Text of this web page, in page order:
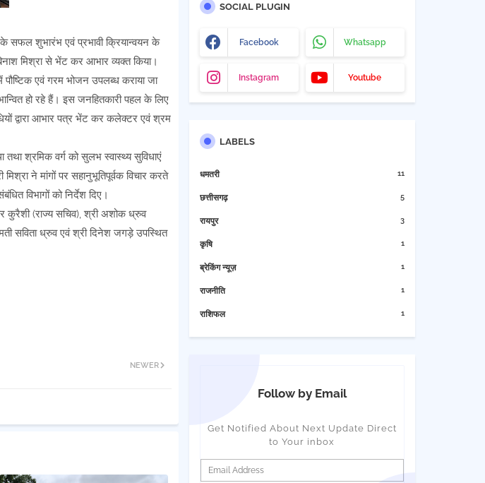
सफल शुभारंभ एवं प्रभावी क्रियान्वयन के
मिश्रा से भेंट कर आभार व्यक्त किया।
पौष्टिक एवं गरम भोजन उपलब्ध कराया जा
हो रहे हैं। इस जनहितकारी पहल के लिए
द्वारा आभार पत्र भेंट कर कलेक्टर एवं श्रम
तथा श्रमिक वर्ग को सुलभ स्वास्थ्य सुविधाएं
ने मांगों पर सहानुभूतिपूर्वक विचार करते
विभागों को निर्देश दिए।
कुरैशी (राज्य सचिव), श्री अशोक ध्रुव
सविता ध्रुव एवं श्री दिनेश जगड़े उपस्थित
NEWER
SOCIAL PLUGIN
Facebook Whatsapp
Instagram Youtube
LABELS
धमतरी 11
छत्तीसगढ़ 5
रायपुर 3
कृषि 1
ब्रेकिंग न्यूज़ 1
राजनीति 1
राशिफल 1
Follow by Email
Get Notified About Next Update Direct
to Your inbox